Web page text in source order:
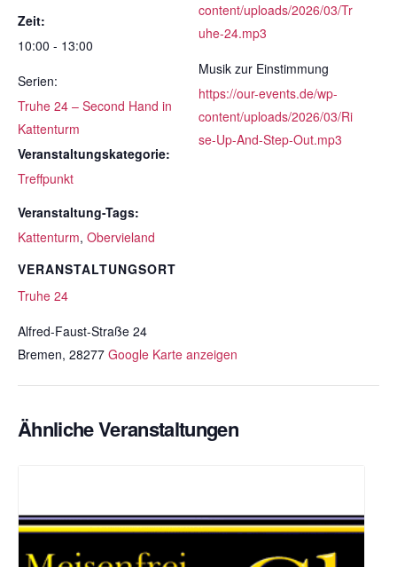
Zeit:
10:00 - 13:00
Serien:
Truhe 24 – Second Hand in
Kattenturm
Veranstaltungskategorie:
Treffpunkt
Veranstaltung-Tags:
Kattenturm, Obervieland
VERANSTALTUNGSORT
Truhe 24
Alfred-Faust-Straße 24
Bremen, 28277 Google Karte anzeigen
content/uploads/2026/03/Tr
uhe-24.mp3
Musik zur Einstimmung
https://our-events.de/wp-
content/uploads/2026/03/Ri
se-Up-And-Step-Out.mp3
Ähnliche Veranstaltungen